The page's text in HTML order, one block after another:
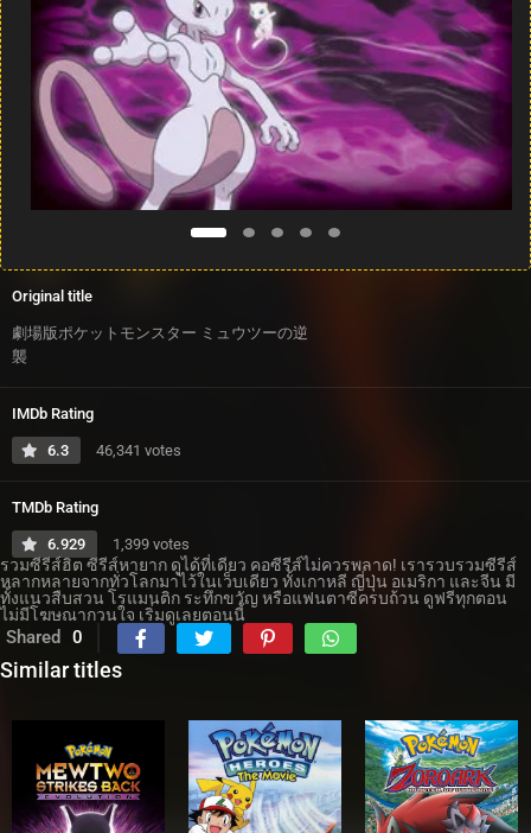
Original title
劇場版ポケットモンスター ミュウツーの逆
襲
IMDb Rating
6.3 46,341 votes
TMDb Rating
6.929 1,399 votes
รวมซีรีส์ฮิต ซีรีส์หายาก ดูได้ที่เดียว คอซีรีส์ไม่ควรพลาด! เรารวบรวมซีรีส์
หลากหลายจากทั่วโลกมาไว้ในเว็บเดียว ทั้งเกาหลี ญี่ปุ่น อเมริกา และจีน มี
ทั้งแนวสืบสวน โรแมนติก ระทึกขวัญ หรือแฟนตาซีครบถ้วน ดูฟรีทุกตอน
ไม่มีโฆษณากวนใจ เริ่มดูเลยตอนนี้
Shared 0
Similar titles